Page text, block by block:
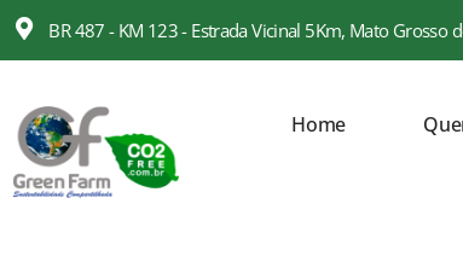
BR 487 - KM 123 - Estrada Vicinal 5Km, Mato Grosso
Home